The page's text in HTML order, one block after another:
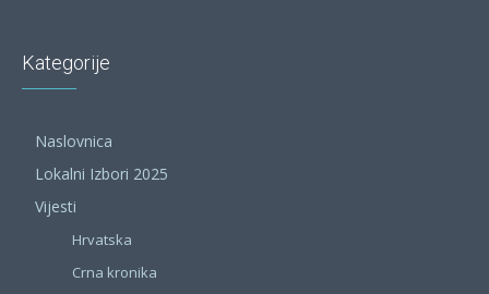
Kategorije
Naslovnica
Lokalni Izbori 2025
Vijesti
Hrvatska
Crna kronika